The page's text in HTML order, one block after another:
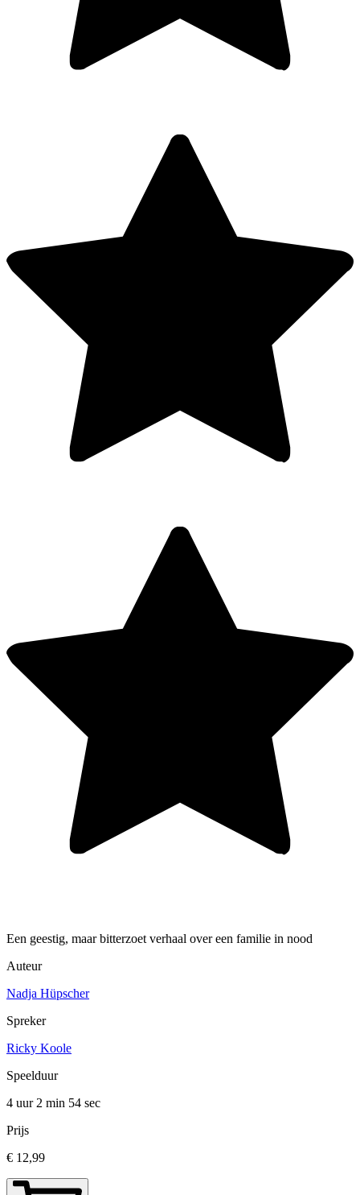
Een geestig, maar bitterzoet verhaal over een familie in nood
Auteur
Nadja Hüpscher
Spreker
Ricky Koole
Speelduur
4 uur 2 min 54 sec
Prijs
€ 12,99